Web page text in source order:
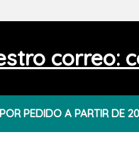
correo:
PEDIDO A PARTIR DE